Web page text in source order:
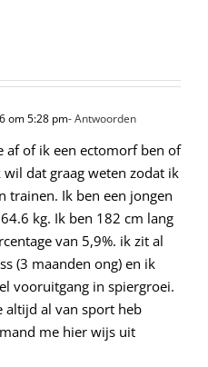
om 5:28 pm- Antwoorden
af of ik een ectomorf ben of
dat graag weten zodat ik
trainen. Ik ben een jongen
kg. Ik ben 182 cm lang
van 5,9%. ik zit al
(3 maanden ong) en ik
vooruitgang in spiergroei.
altijd al van sport heb
me hier wijs uit